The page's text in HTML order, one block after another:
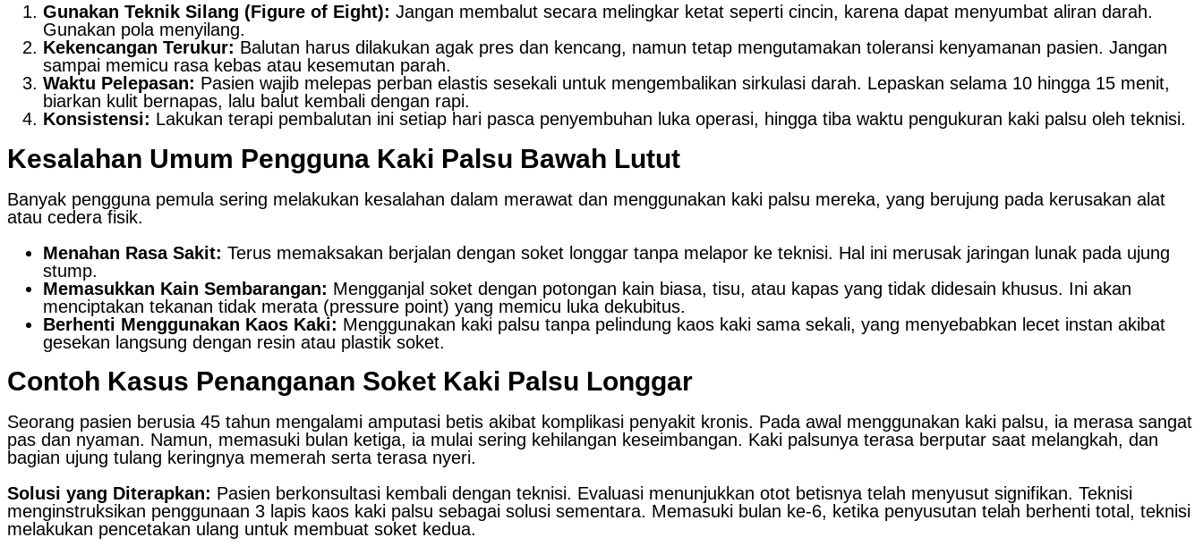
Gunakan Teknik Silang (Figure of Eight): Jangan membalut secara melingkar ketat seperti cincin, karena dapat menyumbat aliran darah.
Gunakan pola menyilang.
Kekencangan Terukur: Balutan harus dilakukan agak pres dan kencang, namun tetap mengutamakan toleransi kenyamanan pasien. Jangan
sampai memicu rasa kebas atau kesemutan parah.
Waktu Pelepasan: Pasien wajib melepas perban elastis sesekali untuk mengembalikan sirkulasi darah. Lepaskan selama 10 hingga 15 menit,
biarkan kulit bernapas, lalu balut kembali dengan rapi.
Konsistensi: Lakukan terapi pembalutan ini setiap hari pasca penyembuhan luka operasi, hingga tiba waktu pengukuran kaki palsu oleh teknisi.
Kesalahan Umum Pengguna Kaki Palsu Bawah Lutut
Banyak pengguna pemula sering melakukan kesalahan dalam merawat dan menggunakan kaki palsu mereka, yang berujung pada kerusakan alat
atau cedera fisik.
Menahan Rasa Sakit: Terus memaksakan berjalan dengan soket longgar tanpa melapor ke teknisi. Hal ini merusak jaringan lunak pada ujung
stump.
Memasukkan Kain Sembarangan: Mengganjal soket dengan potongan kain biasa, tisu, atau kapas yang tidak didesain khusus. Ini akan
menciptakan tekanan tidak merata (pressure point) yang memicu luka dekubitus.
Berhenti Menggunakan Kaos Kaki: Menggunakan kaki palsu tanpa pelindung kaos kaki sama sekali, yang menyebabkan lecet instan akibat
gesekan langsung dengan resin atau plastik soket.
Contoh Kasus Penanganan Soket Kaki Palsu Longgar
Seorang pasien berusia 45 tahun mengalami amputasi betis akibat komplikasi penyakit kronis. Pada awal menggunakan kaki palsu, ia merasa sangat
pas dan nyaman. Namun, memasuki bulan ketiga, ia mulai sering kehilangan keseimbangan. Kaki palsunya terasa berputar saat melangkah, dan
bagian ujung tulang keringnya memerah serta terasa nyeri.
Solusi yang Diterapkan: Pasien berkonsultasi kembali dengan teknisi. Evaluasi menunjukkan otot betisnya telah menyusut signifikan. Teknisi
menginstruksikan penggunaan 3 lapis kaos kaki palsu sebagai solusi sementara. Memasuki bulan ke-6, ketika penyusutan telah berhenti total, teknisi
melakukan pencetakan ulang untuk membuat soket kedua.